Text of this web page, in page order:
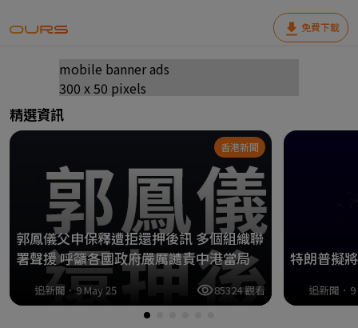
免費下載
mobile banner ads
300 x 50 pixels
精選資訊
香港新聞
郭鳳儀父申保釋遭拒還押後訊 多個組織聯
署聲援 呼籲各國政府嚴厲譴責中港當局
追新聞．9 May 25 85324 觀看
特朗普擬
追新聞．